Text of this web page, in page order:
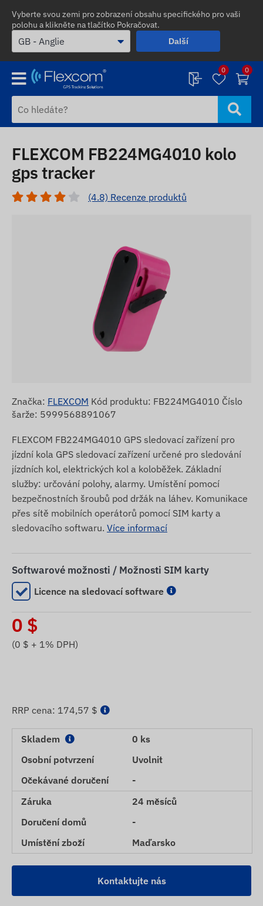
Vyberte svou zemi pro zobrazení obsahu specifického pro vaši
polohu a klikněte na tlačítko Pokračovat.
Další
0 0
FLEXCOM FB224MG4010 kolo
gps tracker
(4.8) Recenze produktů
Značka: FLEXCOM Kód produktu: FB224MG4010 Číslo
šarže: 5999568891067
FLEXCOM FB224MG4010 GPS sledovací zařízení pro
jízdní kola GPS sledovací zařízení určené pro sledování
jízdních kol, elektrických kol a koloběžek. Základní
služby: určování polohy, alarmy. Umístění pomocí
bezpečnostních šroubů pod držák na láhev. Komunikace
přes sítě mobilních operátorů pomocí SIM karty a
sledovacího softwaru. Více informací
Softwarové možnosti / Možnosti SIM karty
Licence na sledovací software
0 $
(0 $ + 1% DPH)
RRP cena: 174,57 $
Skladem
0 ks
Osobní potvrzení
Uvolnit
Očekávané doručení
-
Záruka
24 měsíců
Doručení domů
-
Umístění zboží
Maďarsko
Kontaktujte nás